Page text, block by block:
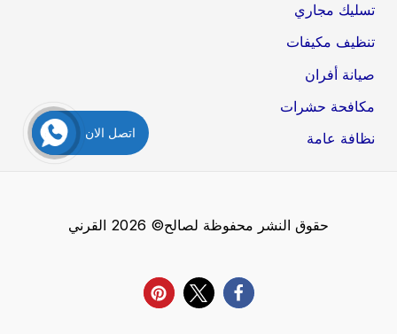
تسليك مجاري
تنظيف مكيفات
صيانة أفران
مكافحة حشرات
نظافة عامة
حقوق النشر محفوظة لصالح© 2026 القرني
اتصل الان